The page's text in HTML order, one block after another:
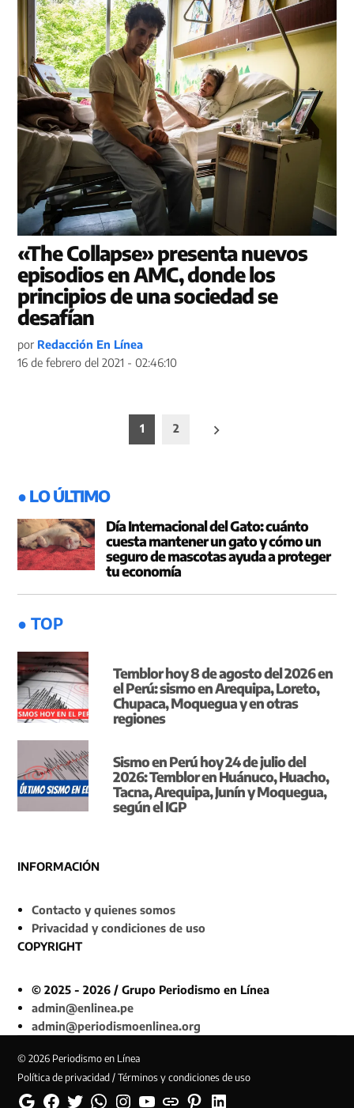
«The Collapse» presenta nuevos
episodios en AMC, donde los
principios de una sociedad se
desafían
por Redacción En Línea
16 de febrero del 2021 - 02:46:10
1 2
● LO ÚLTIMO
Día Internacional del Gato: cuánto
cuesta mantener un gato y cómo un
seguro de mascotas ayuda a proteger
tu economía
● TOP
Temblor hoy 8 de agosto del 2026 en
el Perú: sismo en Arequipa, Loreto,
Chupaca, Moquegua y en otras
regiones
Sismo en Perú hoy 24 de julio del
2026: Temblor en Huánuco, Huacho,
Tacna, Arequipa, Junín y Moquegua,
según el IGP
INFORMACIÓN
Contacto y quienes somos
Privacidad y condiciones de uso
COPYRIGHT
© 2025 - 2026 / Grupo Periodismo en Línea
admin@enlinea.pe
admin@periodismoenlinea.org
© 2026 Periodismo en Línea
Política de privacidad / Términos y condiciones de uso
GoogleFacebookTwitterWhatsappInstagramYouTubeWeb PinterestLinkedin